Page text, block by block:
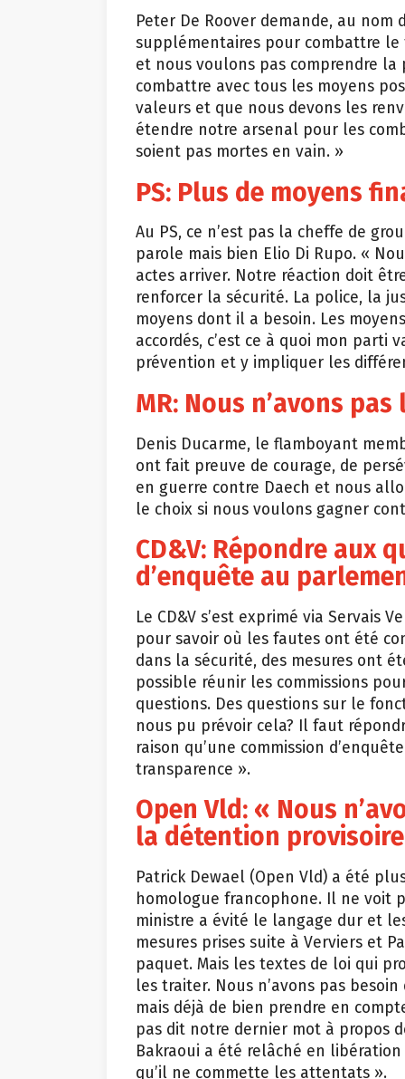
Peter De Roover demande, au nom
supplémentaires pour combattre le
et nous voulons pas comprendre la
combattre avec tous les moyens
valeurs et que nous devons les
étendre notre arsenal pour les
soient pas mortes en vain. »
PS: Plus de moyens
Au PS, ce n’est pas la cheffe de
parole mais bien Elio Di Rupo. «
actes arriver. Notre réaction doit
renforcer la sécurité. La police, la
moyens dont il a besoin. Les
accordés, c’est ce à quoi mon parti
prévention et y impliquer les
MR: Nous n’avons pas
Denis Ducarme, le flamboyant
ont fait preuve de courage, de
en guerre contre Daech et nous
le choix si nous voulons gagner
CD&V: Répondre aux
d’enquête au
Le CD&V s’est exprimé via Servais
pour savoir où les fautes ont été
dans la sécurité, des mesures ont
possible réunir les commissions
questions. Des questions sur le
nous pu prévoir cela? Il faut
raison qu’une commission
transparence ».
Open Vld: « Nous
la détention
Patrick Dewael (Open Vld) a été
homologue francophone. Il ne voit
ministre a évité le langage dur et
mesures prises suite à Verviers et
paquet. Mais les textes de loi qui
les traiter. Nous n’avons pas
mais déjà de bien prendre en
pas dit notre dernier mot à propos
Bakraoui a été relâché en
qu’il ne commette les attentats ».